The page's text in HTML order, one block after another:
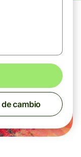
cambio